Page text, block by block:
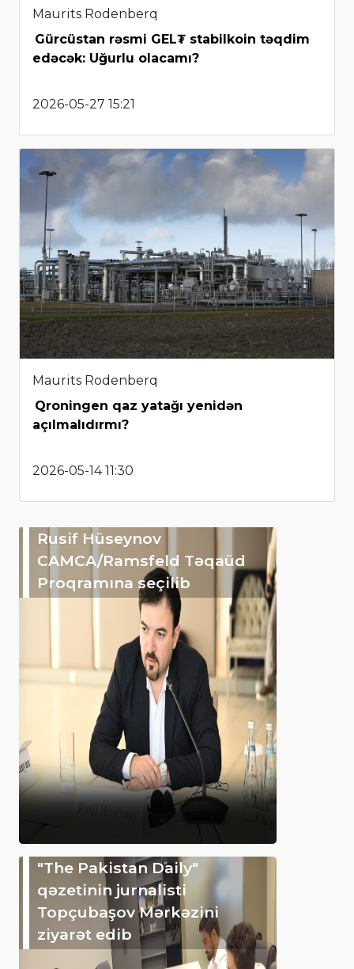
Maurits Rodenberq
Gürcüstan rəsmi GEL₮ stabilkoin təqdim
edəcək: Uğurlu olacamı?
2026-05-27 15:21
Maurits Rodenberq
Qroningen qaz yatağı yenidən
açılmalıdırmı?
2026-05-14 11:30
Rusif Hüseynov
CAMCA/Ramsfeld Təqaüd
Proqramına seçilib
"The Pakistan Daily"
qəzetinin jurnalisti
Topçubaşov Mərkəzini
ziyarət edib